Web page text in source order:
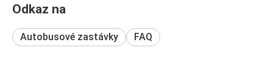
Odkaz na
Autobusové zastávky FAQ